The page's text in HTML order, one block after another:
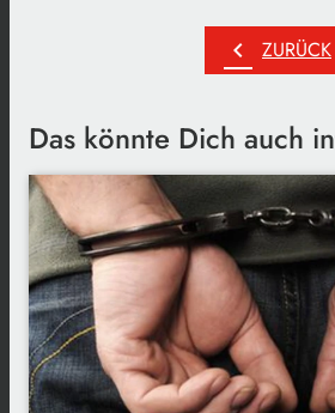
chevron_left ZURÜCK
Das könnte Dich auch